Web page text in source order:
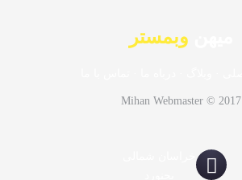
وبمستر
Mihan Webmaster © 2017